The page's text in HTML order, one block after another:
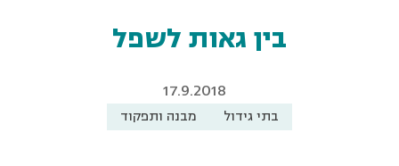
בין גאות לשפל
17.9.2018
בתי גידול מבנה ותפקוד